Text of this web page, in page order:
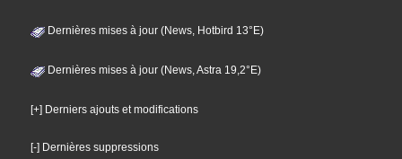
Dernières mises à jour (News, Hotbird 13°E)
Dernières mises à jour (News, Astra 19,2°E)
[+] Derniers ajouts et modifications
[-] Dernières suppressions